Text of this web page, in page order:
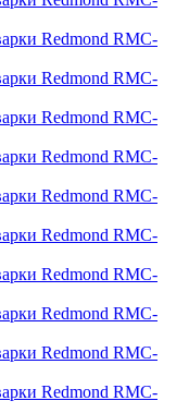
Redmond RMC-
Redmond RMC-
Redmond RMC-
Redmond RMC-
Redmond RMC-
Redmond RMC-
Redmond RMC-
Redmond RMC-
Redmond RMC-
Redmond RMC-